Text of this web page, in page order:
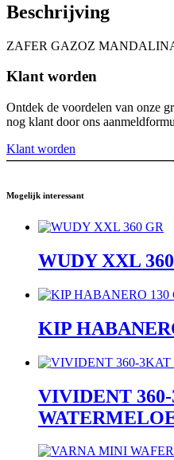
Beschrijving
ZAFER GAZOZ
Klant worden
Ontdek de voordelen van onze
nog klant door ons
Klant worden
Mogelijk interessant
WUDY XXL
KIP
VIVIDENT